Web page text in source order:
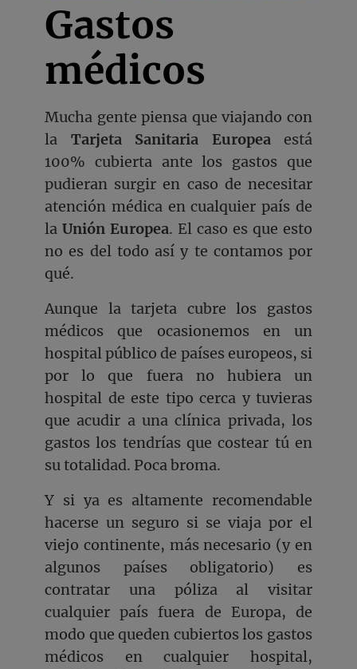
Gastos
médicos
Mucha gente piensa que viajando con
la Tarjeta Sanitaria Europeaestá
100% cubierta ante los gastos que
pudieran surgir en caso de necesitar
atención médica en cualquier país de
la Unión Europea. El caso es que esto
no es del todo así y te contamos por
qué.
Aunque la tarjeta cubre los gastos
médicos que ocasionemos en un
hospital público de países europeos, si
por lo que fuera no hubiera un
hospital de este tipo cerca y tuvieras
que acudir a una clínica privada, los
gastos los tendrías que costear tú en
su totalidad. Poca broma.
Y si ya es altamente recomendable
hacerse un seguro si se viaja por el
viejo continente, más necesario (y en
algunos países obligatorio) es
contratar una póliza al visitar
cualquier país fuera de Europa, de
modo que queden cubiertos los gastos
médicos en cualquier hospital,